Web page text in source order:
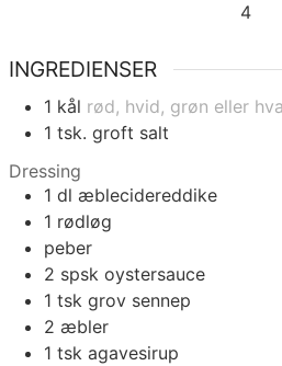
4
INGREDIENSER
1 kål rød, hvid, grøn eller
1 tsk. groft salt
Dressing
1 dl æblecidereddike
1 rødløg
peber
2 spsk oystersauce
1 tsk grov sennep
2 æbler
1 tsk agavesirup